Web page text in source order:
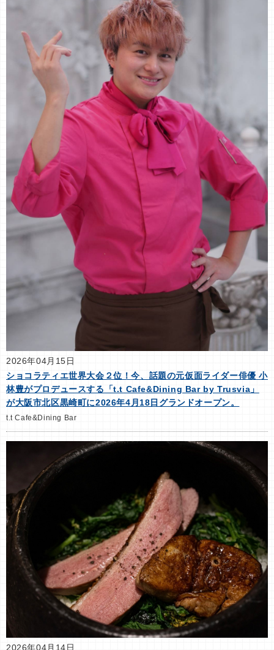
2026年04月15日
ショコラティエ世界大会２位！今、話題の元仮面ライダー俳優 小
林豊がプロデュースする「t.t Cafe&Dining Bar by Trusvia」
が大阪市北区黒崎町に2026年4月18日グランドオープン。
t.t Cafe&Dining Bar
2026年04月14日